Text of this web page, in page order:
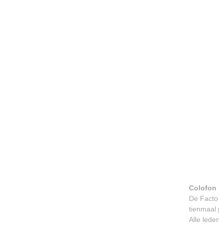
Colofon
De
tienmaal
Alle